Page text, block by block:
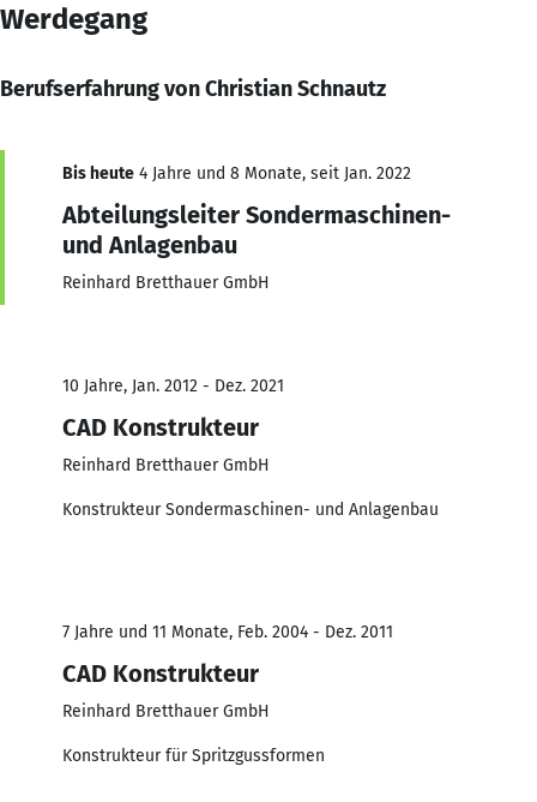
Werdegang
Berufserfahrung von Christian Schnautz
Bis heute 4 Jahre und 8 Monate, seit Jan. 2022
Abteilungsleiter Sondermaschinen-
und Anlagenbau
Reinhard Bretthauer GmbH
10 Jahre, Jan. 2012 - Dez. 2021
CAD Konstrukteur
Reinhard Bretthauer GmbH
Konstrukteur Sondermaschinen- und Anlagenbau
7 Jahre und 11 Monate, Feb. 2004 - Dez. 2011
CAD Konstrukteur
Reinhard Bretthauer GmbH
Konstrukteur für Spritzgussformen